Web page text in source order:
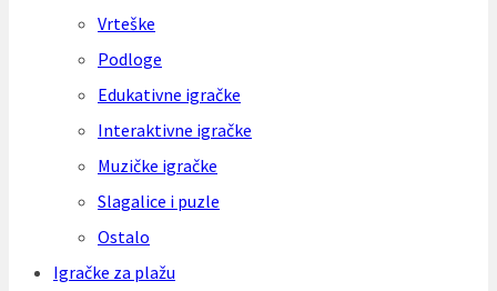
Vrteške
Podloge
Edukativne igračke
Interaktivne igračke
Muzičke igračke
Slagalice i puzle
Ostalo
Igračke za plažu